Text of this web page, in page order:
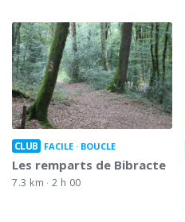
CLUB FACILE BOUCLE
Les remparts de Bibracte
7.3 km 2 h 00